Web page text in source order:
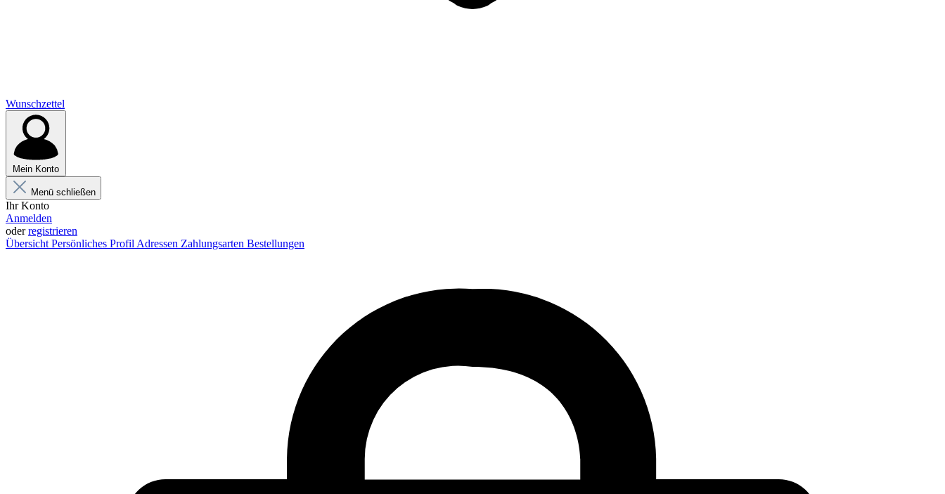
Wunschzettel
Mein Konto
Menü schließen
Ihr Konto
Anmelden
oderregistrieren
Übersicht Persönliches Profil Adressen Zahlungsarten Bestellungen